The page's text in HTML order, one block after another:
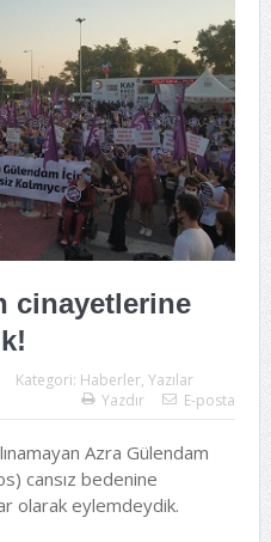
cinayetlerine
Kategori: Haberler, Yazılar
Yazdır
E-posta
Azra Gülendam
cansız bedenine
olarak eylemdeydik.